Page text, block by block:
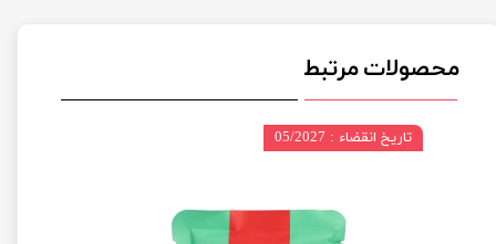
محصولات مرتبط
تاریخ انقضاء : 05/2027